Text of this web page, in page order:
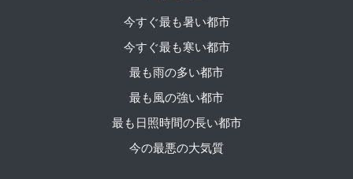
今すぐ最も暑い都市
今すぐ最も寒い都市
最も雨の多い都市
最も風の強い都市
最も日照時間の長い都市
今の最悪の大気質